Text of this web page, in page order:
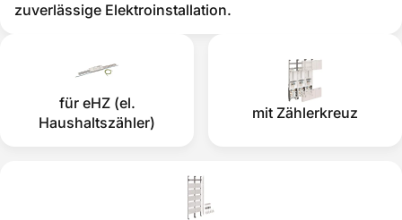
zuverlässige Elektroinstallation.
für eHZ (el.
Haushaltszähler)
mit Zählerkreuz